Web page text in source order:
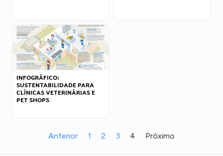
INFOGRÁFICO:
SUSTENTABILIDADE PARA
CLÍNICAS VETERINÁRIAS E
PET SHOPS
Anterior 1 2 3 4 Próximo